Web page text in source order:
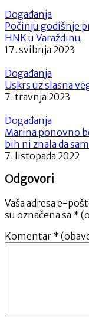
Događanja
Počinju godišnje
HNK u Varaždinu
17. svibnja 2023
Događanja
Uskrs uz slasna
7. travnja 2023
Događanja
Marina ponovno
bih ni znala da sam
7. listopada 2022
Odgovori
Vaša adresa e-
su označena sa *
Komentar *